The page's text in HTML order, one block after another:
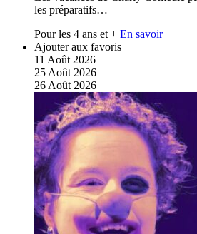
les préparatifs…
Pour les 4 ans et + En savoir
Ajouter aux favoris
11 Août 2026
25 Août 2026
26 Août 2026